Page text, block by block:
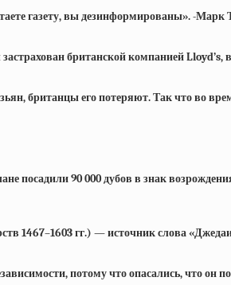
газету, вы дезинформированы». -Марк
британской компанией Lloyd’s,
британцы его потеряют. Так что во
посадили 90 000 дубов в знак
1467–1603 гг.) — источник слова
потому что опасались, что он